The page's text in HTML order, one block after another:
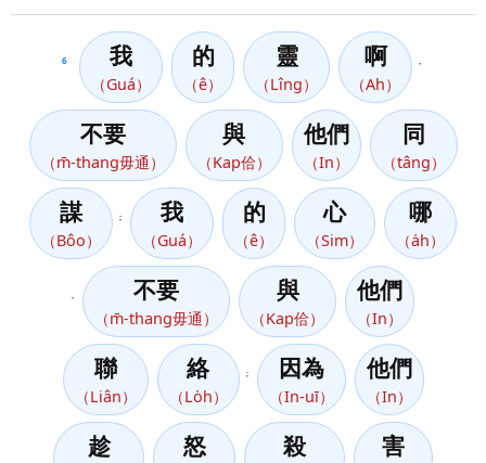
6 我
（Guá）
的
（ê）
靈
（Lîng）
啊
（Ah）
不要
（m̄-thang毋通）
與
（Kap佮）
他們
（In）
同
（tâng）
謀
（Bôo）
； 我
（Guá）
的
（ê）
心
（Sim）
哪
（a̍h）
不要
（m̄-thang毋通）
與
（Kap佮）
他們
（In）
聯
（Liân）
絡
（Lo̍h）
； 因為
（In-uī）
他們
（In）
趁 怒 殺 害